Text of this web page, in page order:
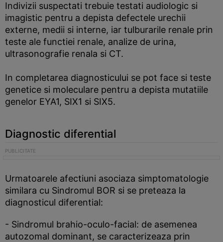
Indivizii suspectati trebuie testati audiologic si
imagistic pentru a depista defectele urechii
externe, medii si interne, iar tulburarile renale prin
teste ale functiei renale, analize de urina,
ultrasonografie renala si CT.
In completarea diagnosticului se pot face si teste
genetice si moleculare pentru a depista mutatiile
genelor EYA1, SIX1 si SIX5.
Diagnostic diferential
Urmatoarele afectiuni asociaza simptomatologie
similara cu Sindromul BOR si se preteaza la
diagnosticul diferential:
- Sindromul brahio-oculo-facial: de asemenea
autozomal dominant, se caracterizeaza prin